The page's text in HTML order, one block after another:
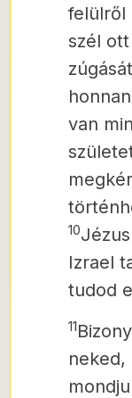
felülről
szél ott
van
10
Izrael
tudod
11
neked,